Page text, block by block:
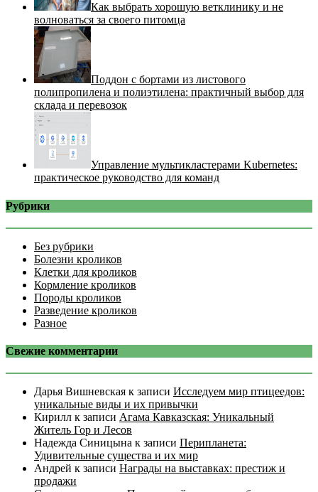
Как выбрать хорошую ветклинику и не
волноваться за своего питомца
Поддон с бортами из листового
полипропилена и полиэтилена: практичный выбор для
склада и перевозок
Управление мультикластерами Kubernetes:
практическое руководство для команд
Рубрики
Без рубрики
Болезни кроликов
Клетки для кроликов
Кормление кроликов
Породы кроликов
Разведение кроликов
Разное
Свежие комментарии
Дарья Вишневская к записи Исследуем мир птицеедов:
уникальные виды и их привычки
Кирилл к записи Агама Кавказская: Уникальный
Житель Гор и Лесов
Надежда Синицына к записи Перипланета:
Удивительные существа и их мир
Андрей к записи Награды на выставках: престиж и
продажи